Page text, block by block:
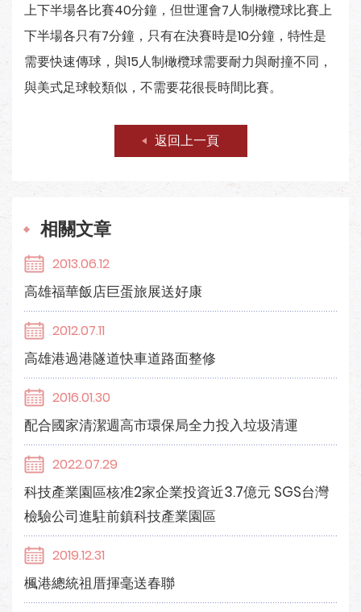
上下半場各比賽40分鐘，但世運會7人制橄欖球比賽上
下半場各只有7分鐘，只有在決賽時是10分鐘，特性是
需要快速傳球，與15人制橄欖球需要耐力與耐撞不同，
與美式足球較類似，不需要花很長時間比賽。
返回上一頁
相關文章
2013.06.12
高雄福華飯店巨蛋旅展送好康
2012.07.11
高雄港過港隧道快車道路面整修
2016.01.30
配合國家清潔週高市環保局全力投入垃圾清運
2022.07.29
科技產業園區核准2家企業投資近3.7億元 SGS台灣
檢驗公司進駐前鎮科技產業園區
2019.12.31
楓港總統祖厝揮毫送春聯